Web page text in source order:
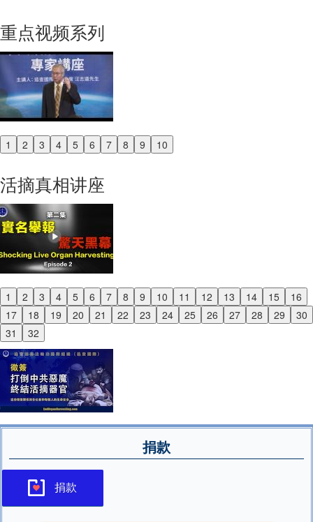
重点视频系列
1 2 3 4 5 6 7 8 9 10
Previous
活摘真相讲座
1 2 3 4 5 6 7 8 9 10 11 12 13 14 15
16
17
18 19 20 21 22 23 24 25 26 27 28 29
30
31
32
Previous
Next
捐款
捐款